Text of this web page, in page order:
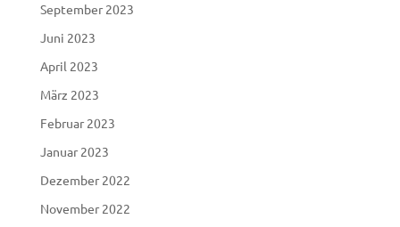
September 2023
Juni 2023
April 2023
März 2023
Februar 2023
Januar 2023
Dezember 2022
November 2022